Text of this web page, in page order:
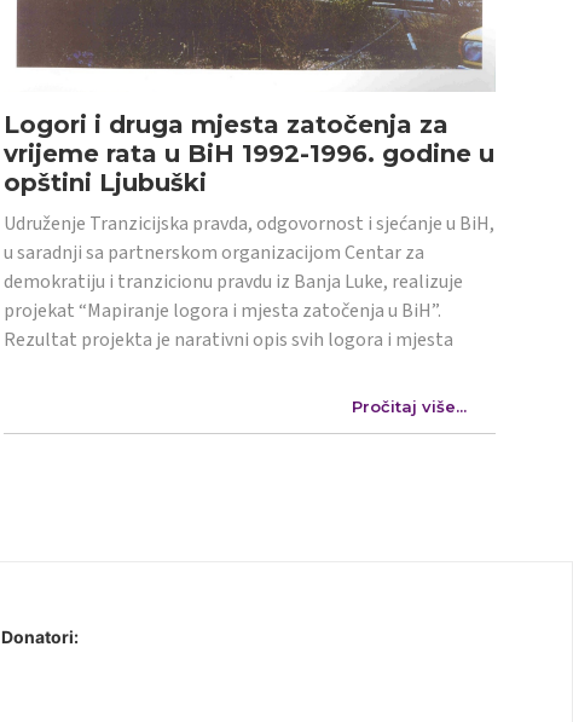
Logori i druga mjesta zatočenja za
vrijeme rata u BiH 1992-1996. godine u
opštini Ljubuški
Udruženje Tranzicijska pravda, odgovornost i sjećanje u BiH,
u saradnji sa partnerskom organizacijom Centar za
demokratiju i tranzicionu pravdu iz Banja Luke, realizuje
projekat “Mapiranje logora i mjesta zatočenja u BiH”.
Rezultat projekta je narativni opis svih logora i mjesta
Pročitaj više...
Donatori: